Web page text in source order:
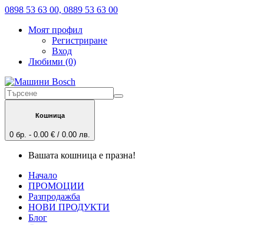
0898 53 63 00, 0889 53 63 00
Моят профил
Регистриране
Вход
Любими (0)
Кошница
0 бр. - 0.00 € / 0.00 лв.
Вашата кошница е празна!
Начало
ПРОМОЦИИ
Разпродажба
НОВИ ПРОДУКТИ
Блог